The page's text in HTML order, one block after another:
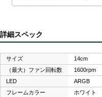
詳細スペック
サイズ
14cm
（最大）ファン回転数
1600rpm
LED
ARGB
フレームカラー
ホワイト